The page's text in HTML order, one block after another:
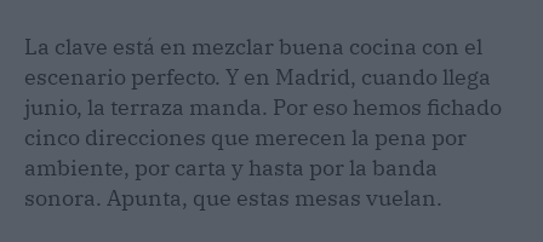
La clave está en mezclar buena cocina con el
escenario perfecto. Y en Madrid, cuando llega
junio, la terraza manda. Por eso hemos fichado
cinco direcciones que merecen la pena por
ambiente, por carta y hasta por la banda
sonora. Apunta, que estas mesas vuelan.